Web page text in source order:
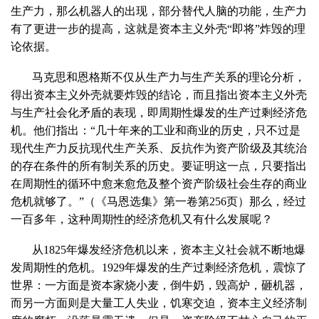
生产力，那么机器人的出现，部分替代人脑的功能，生产力
有了更进一步的提高，这就是资本主义外壳“即将”炸毁的理
论依据。
马克思和恩格斯不仅从生产力与生产关系的理论分析，
得出资本主义外壳就要炸毁的结论，而且指出资本主义外壳
与生产社会化矛盾的表现，即周期性爆发的生产过剩经济危
机。他们指出：“几十年来的工业和商业的历史，只不过是
现代生产力反抗现代生产关系、反抗作为资产阶级及其统治
的存在条件的所有制关系的历史。要证明这一点，只要指出
在周期性的循环中愈来愈危及整个资产阶级社会生存的商业
危机就够了。”（《马恩选集》第一卷第256页）那么，经过
一百多年，这种周期性的经济危机又有什么发展呢？
从1825年爆发经济危机以来，资本主义社会就不断地爆
发周期性的危机。 1929年爆发的生产过剩经济危机，震惊了
世界：一方面是资本家烧小麦，倒牛奶，毁高炉，砸机器，
而另一方面则是大量工人失业，饥寒交迫，资本主义经济制